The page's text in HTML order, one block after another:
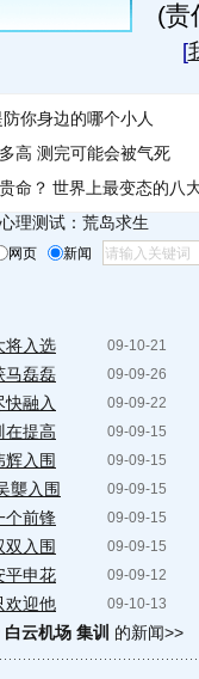
(责
[
你身边的哪个小人
高 测完可能会被气死
命？ 世界上最变态的八
理测试：荒岛求生
网页 新闻
09-10-21
将入选
09-09-26
马磊磊
09-09-22
融入
09-09-15
在提高
09-09-15
辉入围
09-09-15
龑入围
09-09-15
个前锋
09-09-15
双入围
09-09-12
平申花
09-10-13
欢迎他
白云机场 集训 的新闻>>